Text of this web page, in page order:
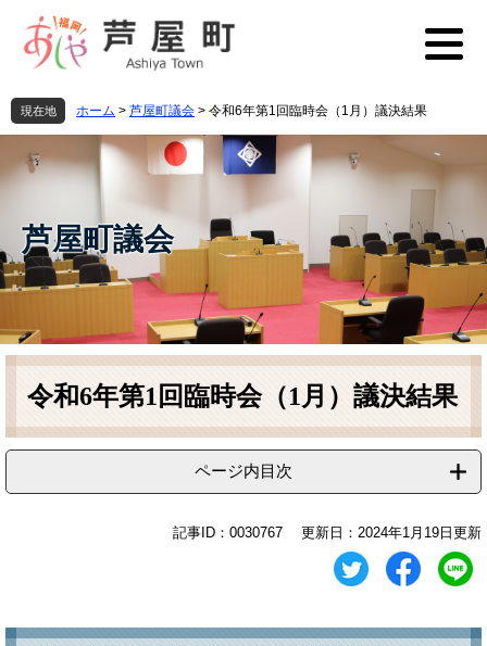
先
頭
す
を
飛
し
へ
現在地 ホーム > 芦屋町議会 > 令和6年第1回臨時会（1月）議決結果
芦屋町議会
本
令和6年第1回臨時会（1月）議決結果
ページ内目次
記事ID：0030767 更新日：2024年1月19日更新